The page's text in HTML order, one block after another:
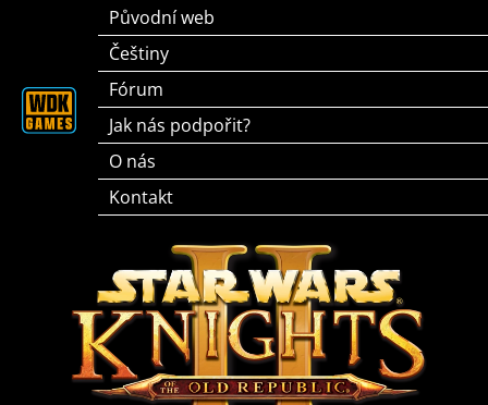
Původní web
Češtiny
Fórum
Jak nás podpořit?
O nás
Kontakt